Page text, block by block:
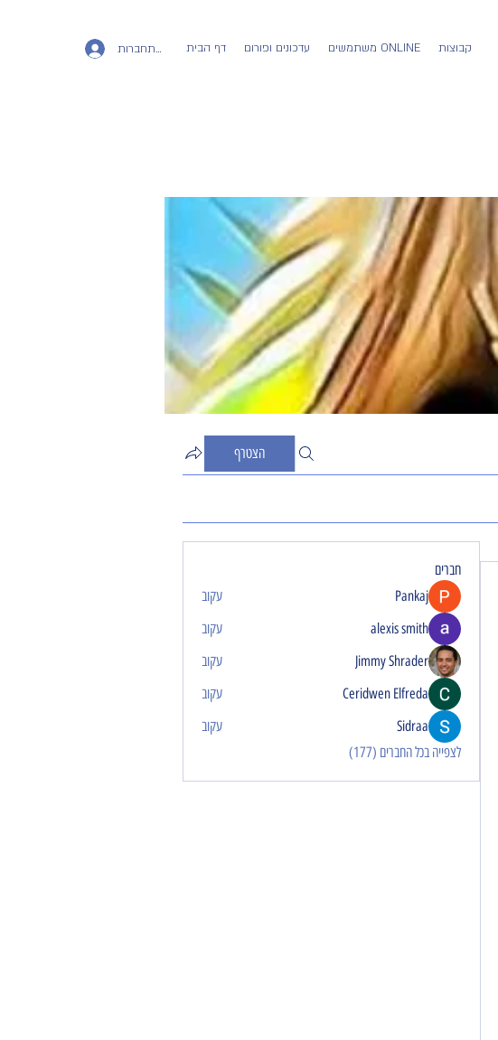
להתחברות דף הבית עדכונים ופורום משתמשים ONLINE קבוצות
הצטרף
חברים
Pankaj
עקוב
alexis smith
עקוב
Jimmy Shrader
עקוב
Ceridwen Elfreda
עקוב
Sidraa
עקוב
לצפייה בכל החברים (177)